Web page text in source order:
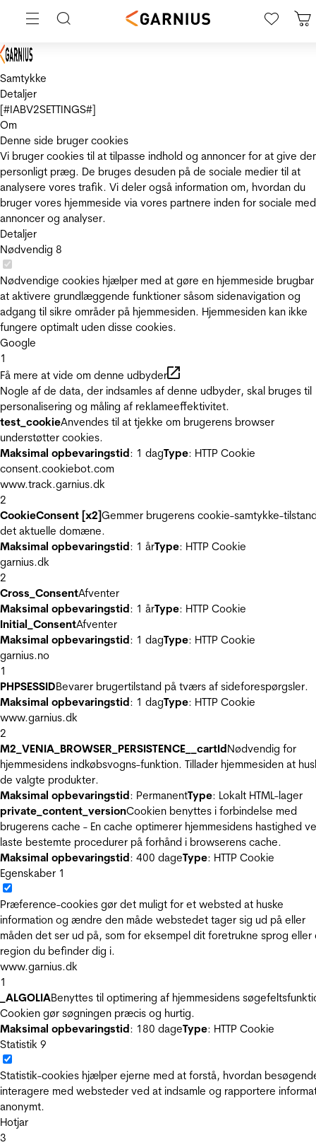
Samtykke
Detaljer
[#IABV2SETTINGS#]
Om
Denne side bruger cookies
Vi bruger cookies til at tilpasse indhold og annoncer for at give
personligt præg. De bruges desuden på de sociale medier til at
analysere vores trafik. Vi deler også information om, hvordan du
bruger vores hjemmeside via vores partnere inden for sociale
annoncer og analyser.
Detaljer
Nødvendig 8
Nødvendige cookies hjælper med at gøre en hjemmeside
at aktivere grundlæggende funktioner såsom sidenavigation og
adgang til sikre områder på hjemmesiden. Hjemmesiden kan ikke
fungere optimalt uden disse cookies.
Google
1
Få mere at vide om denne udbyder
Nogle af de data, der indsamles af denne udbyder, skal bruges til
personalisering og måling af reklameeffektivitet.
test_cookieAnvendes til at tjekke om brugerens browser
understøtter cookies.
Maksimal opbevaringstid: 1 dagType: HTTP Cookie
consent.cookiebot.com
www.track.garnius.dk
2
CookieConsent [x2]Gemmer brugerens cookie-samtykke-
det aktuelle domæne.
Maksimal opbevaringstid: 1 årType: HTTP Cookie
garnius.dk
2
Cross_ConsentAfventer
Maksimal opbevaringstid: 1 årType: HTTP Cookie
Initial_ConsentAfventer
Maksimal opbevaringstid: 1 dagType: HTTP Cookie
garnius.no
1
PHPSESSIDBevarer brugertilstand på tværs af sideforespørgsler.
Maksimal opbevaringstid: 1 dagType: HTTP Cookie
www.garnius.dk
2
M2_VENIA_BROWSER_PERSISTENCE__cartIdNødvendig for
hjemmesidens indkøbsvogns-funktion. Tillader hjemmesiden at
de valgte produkter.
Maksimal opbevaringstid: PermanentType: Lokalt HTML-lager
private_content_versionCookien benyttes i forbindelse med
brugerens cache - En cache optimerer hjemmesidens hastighed
laste bestemte procedurer på forhånd i browserens cache.
Maksimal opbevaringstid: 400 dageType: HTTP Cookie
Egenskaber 1
Præference-cookies gør det muligt for et websted at huske
information og ændre den måde webstedet tager sig ud på eller
måden det ser ud på, som for eksempel dit foretrukne sprog eller
region du befinder dig i.
www.garnius.dk
1
_ALGOLIABenyttes til optimering af hjemmesidens
Cookien gør søgningen præcis og hurtig.
Maksimal opbevaringstid: 180 dageType: HTTP Cookie
Statistik 9
Statistik-cookies hjælper ejerne med at forstå, hvordan
interagere med websteder ved at indsamle og rapportere
anonymt.
Hotjar
3